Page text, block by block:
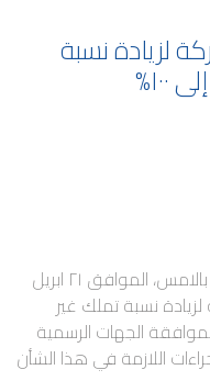
لزيادة نسبة
وافق مجلس إدارة ملاحة في اجتماعه بالامس، الموافق ٢١ ابريل
لزيادة نسبة تملك غير
ويخضغ ذلك لموافقة الجهات الرسمية
اللازمة في هذا الشأن